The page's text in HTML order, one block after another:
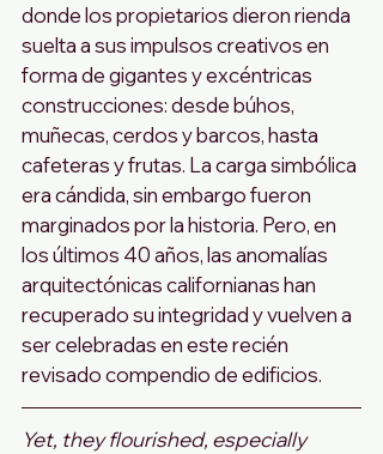
donde los propietarios dieron rienda
suelta a sus impulsos creativos en
forma de gigantes y excéntricas
construcciones: desde búhos,
muñecas, cerdos y barcos, hasta
cafeteras y frutas. La carga simbólica
era cándida, sin embargo fueron
marginados por la historia. Pero, en
los últimos 40 años, las anomalías
arquitectónicas californianas han
recuperado su integridad y vuelven a
ser celebradas en este recién
revisado compendio de edificios.
Yet, they flourished, especially